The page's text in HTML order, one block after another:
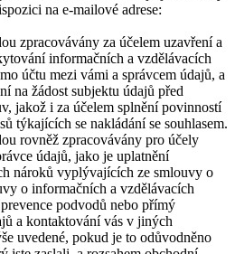
na e-mailové adrese:
zpracovávány za účelem uzavření a
informačních a vzdělávacích
účtu mezi vámi a správcem údajů, a
na žádost subjektu údajů před
jakož i za účelem splnění povinností
týkajících se nakládání se souhlasem.
rovněž zpracovávány pro účely
údajů, jako je uplatnění
nároků vyplývajících ze smlouvy o
o informačních a vzdělávacích
podvodů nebo přímý
a kontaktování vás v jiných
uvedené, pokud je to odůvodněno